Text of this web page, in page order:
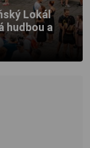
Lokál
hudbou a